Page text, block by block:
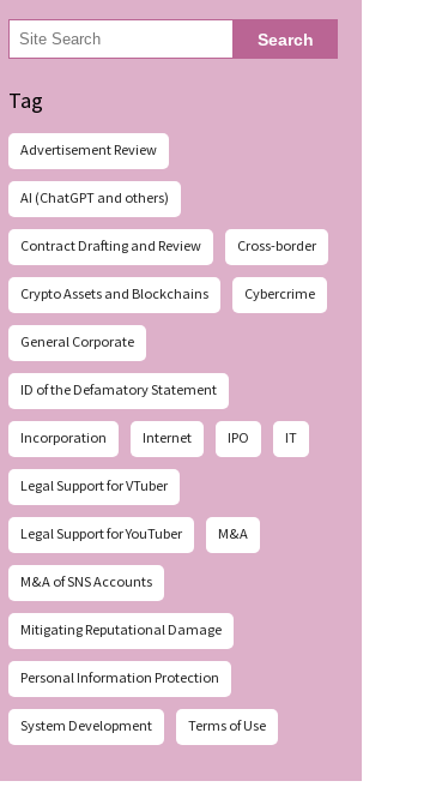
検
索 Search
Tag
Advertisement Review
AI (ChatGPT and others)
Contract Drafting and Review Cross-border
Crypto Assets and Blockchains Cybercrime
General Corporate
ID of the Defamatory Statement
Incorporation Internet IPO IT
Legal Support for VTuber
Legal Support for YouTuber M&A
M&A of SNS Accounts
Mitigating Reputational Damage
Personal Information Protection
System Development Terms of Use